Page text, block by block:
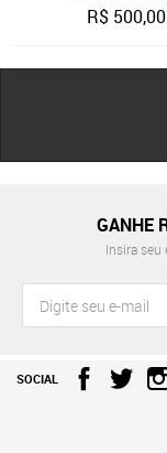
R$ 500,00
GANHE
Insira seu
SOCIAL